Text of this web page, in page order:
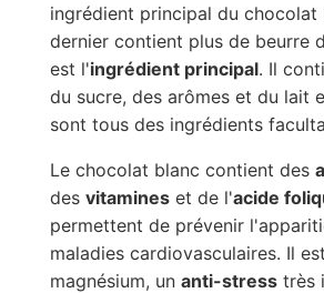
ingrédient principal du chocolat
dernier contient plus de beurre
est l'ingrédient principal. Il
du sucre, des arômes et du lait
sont tous des ingrédients
Le chocolat blanc contient des
des vitamineset de l'acide
permettent de prévenir
maladies cardiovasculaires. Il
magnésium, un anti-stresstrès